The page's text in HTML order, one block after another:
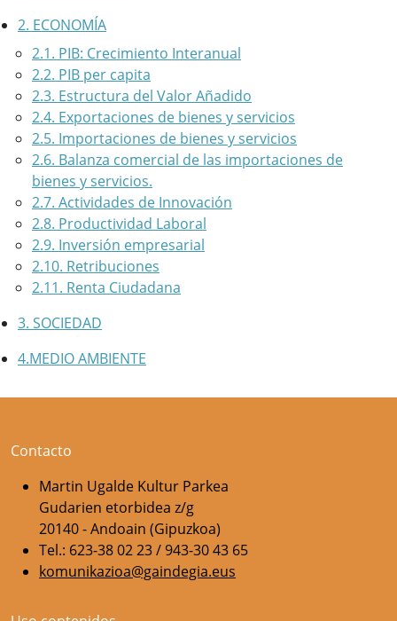
2. ECONOMÍA
2.1. PIB: Crecimiento Interanual
2.2. PIB per capita
2.3. Estructura del Valor Añadido
2.4. Exportaciones de bienes y servicios
2.5. Importaciones de bienes y servicios
2.6. Balanza comercial de las importaciones de
bienes y servicios.
2.7. Actividades de Innovación
2.8. Productividad Laboral
2.9. Inversión empresarial
2.10. Retribuciones
2.11. Renta Ciudadana
3. SOCIEDAD
4.MEDIO AMBIENTE
Contacto
Martin Ugalde Kultur Parkea
Gudarien etorbidea z/g
20140 - Andoain (Gipuzkoa)
Tel.: 623-38 02 23 / 943-30 43 65
komunikazioa@gaindegia.eus